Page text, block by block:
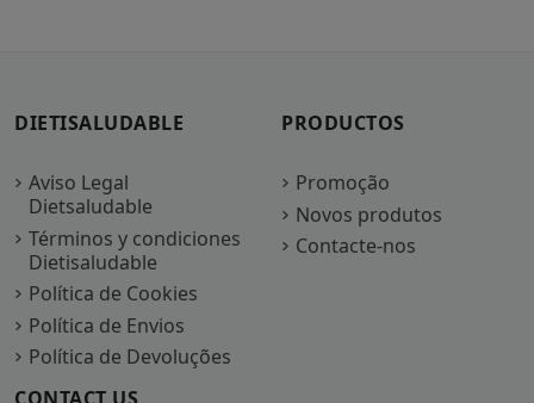
DIETISALUDABLE
Aviso Legal
Dietsaludable
Términos y condiciones
Dietisaludable
Política de Cookies
Política de Envios
Política de Devoluções
PRODUCTOS
Promoção
Novos produtos
Contacte-nos